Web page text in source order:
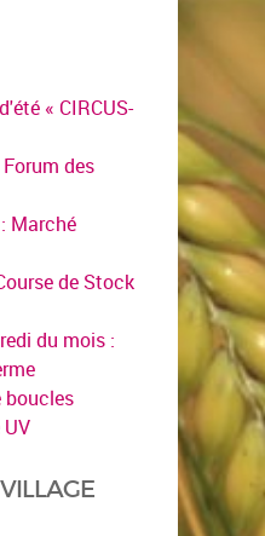
« CIRCUS-
des
Marché
de Stock
du mois :
boucles
UV